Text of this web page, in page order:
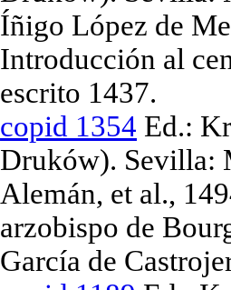
Íñigo López de
Introducción al
escrito 1437.
copid 1354 Ed.:
Druków). Sevilla:
Alemán, et al.,
arzobispo de
García de